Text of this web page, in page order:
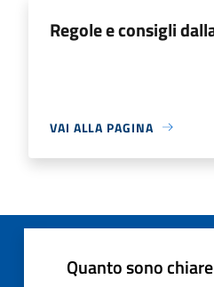
Regole e consigli
VAI ALLA PAGINA
Quanto sono